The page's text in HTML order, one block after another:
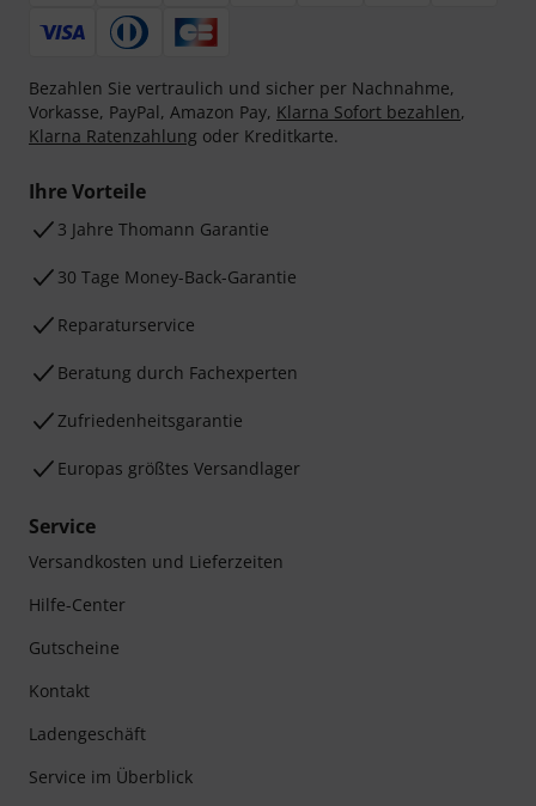
Bezahlen Sie vertraulich und sicher per Nachnahme,
Vorkasse, PayPal, Amazon Pay, Klarna Sofort bezahlen,
Klarna Ratenzahlung oder Kreditkarte.
Ihre Vorteile
3 Jahre Thomann Garantie
30 Tage Money-Back-Garantie
Reparaturservice
Beratung durch Fachexperten
Zufriedenheitsgarantie
Europas größtes Versandlager
Service
Versandkosten und Lieferzeiten
Hilfe-Center
Gutscheine
Kontakt
Ladengeschäft
Service im Überblick